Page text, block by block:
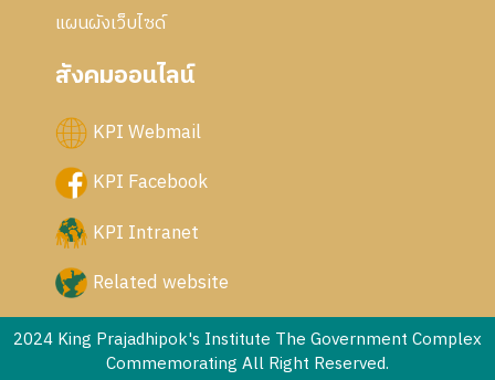
แผนผังเว็บไซด์
สังคมออนไลน์
KPI Webmail
KPI Facebook
KPI Intranet
Related website
2024 King Prajadhipok's Institute The Government Complex
Commemorating All Right Reserved.